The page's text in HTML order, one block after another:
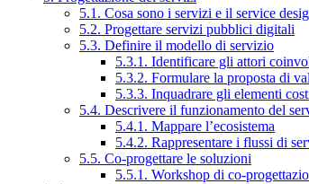
5.1. Cosa sono i servizi e il service
5.2. Progettare servizi pubblici digitali
5.3. Definire il modello di servizio
5.3.1. Identificare gli attori
5.3.2. Formulare la proposta di
5.3.3. Inquadrare gli elementi
5.4. Descrivere il funzionamento del
5.4.1. Mappare l’ecosistema
5.4.2. Rappresentare i flussi di
5.5. Co-progettare le soluzioni
5.5.1. Workshop di co-